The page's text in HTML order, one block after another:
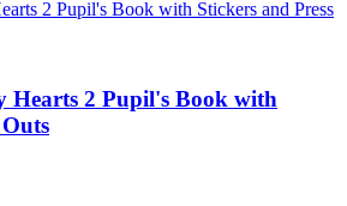
Hearts 2 Pupil's Book with